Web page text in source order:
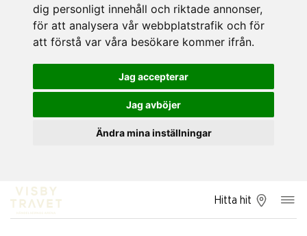
dig personligt innehåll och riktade annonser,
för att analysera vår webbplatstrafik och för
att förstå var våra besökare kommer ifrån.
Jag accepterar
Jag avböjer
Ändra mina inställningar
Hitta hit